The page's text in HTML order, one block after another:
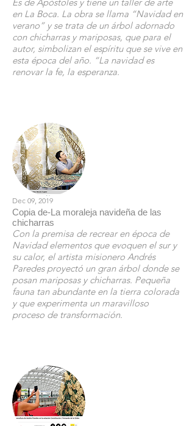
en La Boca. La obra se llama “Navidad en
verano” y se trata de un árbol adornado
con chicharras y mariposas, que para el
autor, simbolizan el espíritu que se vive en
esta época del año. “La navidad es
renovar la fe, la esperanza.
Dec 09, 2019
Copia de-La moraleja navideña de las
chicharras
Con la premisa de recrear en época de
Navidad elementos que evoquen el sur y
su calor, el artista misionero Andrés
Paredes proyectó un gran árbol donde se
posan mariposas y chicharras. Pequeña
fauna tan abundante en la tierra colorada
y que experimenta un maravilloso
proceso de transformación.